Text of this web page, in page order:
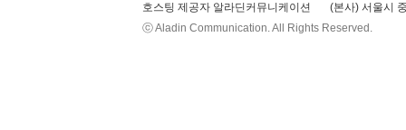
호스팅 제공자 알라딘커뮤니케이션
(본사) 서울시
ⓒ Aladin Communication. All Rights Reserved.